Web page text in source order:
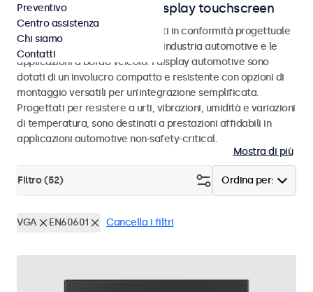
Monitor automotive e display touchscreen
Monitor e touchscreen sviluppati in conformità progettuale
agli standard eMark e SAE per l’industria automotive e le
applicazioni a bordo veicolo. I display automotive sono
dotati di un involucro compatto e resistente con opzioni di
montaggio versatili per un’integrazione semplificata.
Progettati per resistere a urti, vibrazioni, umidità e variazioni
di temperatura, sono destinati a prestazioni affidabili in
applicazioni automotive non-safety-critical.
Mostra di più
Ordina per:
Filtro (52)
VGA EN60601 Cancella i filtri
Preventivo
Centro assistenza
Chi siamo
Contatti